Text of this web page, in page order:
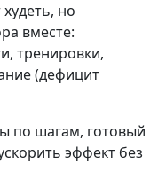
но
вместе:
тренировки,
(дефицит
по шагам, готовый
эффект без